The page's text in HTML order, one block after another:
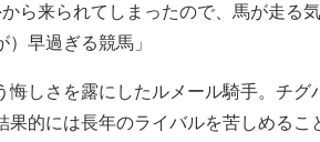
から来られてしまったので、馬が走る
早過ぎる競馬」
しさを露にしたルメール騎手。チグ
果的には長年のライバルを苦しめるこ